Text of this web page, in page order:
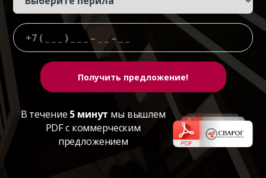
В течение 5 минут мы вышлем
PDF с коммерческим
предложением